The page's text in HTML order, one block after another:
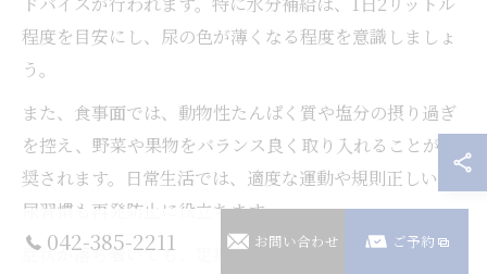
程度を目安にし、尿の色が薄くなる程度を意識しましょ
う。
また、食事面では、動物性たんぱく質や塩分の摂り過ぎ
を控え、野菜や果物をバランス良く取り入れることが推
奨されます。日常生活では、適度な運動や規則正しい排
尿習慣も再発防止に役立ちます。
症状が落ち着いても、定期的な尿検査や画像検査を受け
042-385-2211 お問い合わせ ご予約